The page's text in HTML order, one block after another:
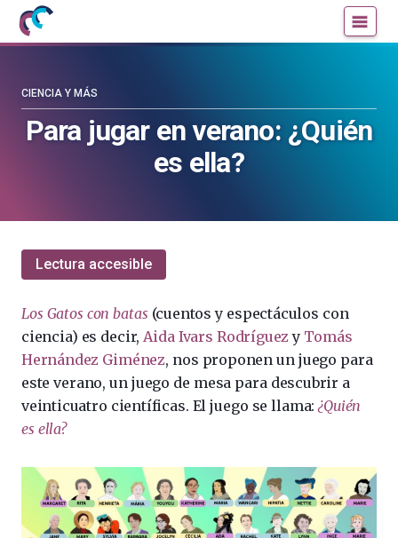
Mujeres
con
la
blog
la
Para jugar en verano: ¿Quién
es ella?
CIENCIA Y MÁS
Lectura accesible
Los Gatos con batas (cuentos y espectáculos con
ciencia) es decir,Aida Ivars Rodríguezy Tomás
Hernández Giménez, nos proponen un juego para
este verano, un juego de mesa para descubrir a
veinticuatro científicas. El juego se llama: ¿Quién
es ella?